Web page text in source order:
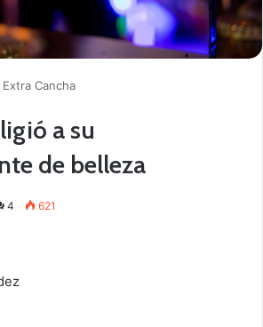
Extra Cancha
a su
de belleza
4 621